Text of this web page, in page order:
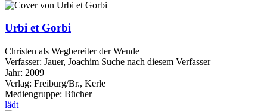
Urbi et Gorbi
Christen als Wegbereiter der Wende
Verfasser: Jauer, Joachim Suche nach diesem Verfasser
Jahr: 2009
Verlag: Freiburg/Br., Kerle
Mediengruppe: Bücher
lädt